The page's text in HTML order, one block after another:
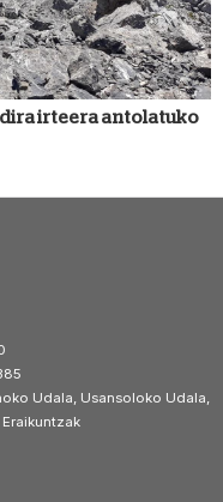
irteera antolatuko
Udala, Usansoloko Udala,